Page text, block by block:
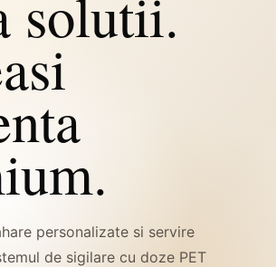
solutii.
personalizate si servire
de sigilare cu doze PET